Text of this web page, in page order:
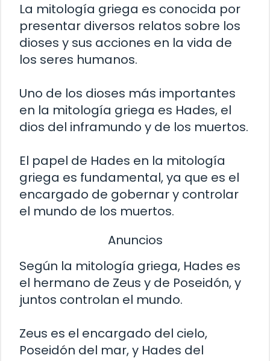
La mitología griega es conocida por
presentar diversos relatos sobre los
dioses y sus acciones en la vida de
los seres humanos.
Uno de los dioses más importantes
en la mitología griega es Hades, el
dios del inframundo y de los muertos.
El papel de Hades en la mitología
griega es fundamental, ya que es el
encargado de gobernar y controlar
el mundo de los muertos.
Anuncios
Según la mitología griega, Hades es
el hermano de Zeus y de Poseidón, y
juntos controlan el mundo.
Zeus es el encargado del cielo,
Poseidón del mar, y Hades del